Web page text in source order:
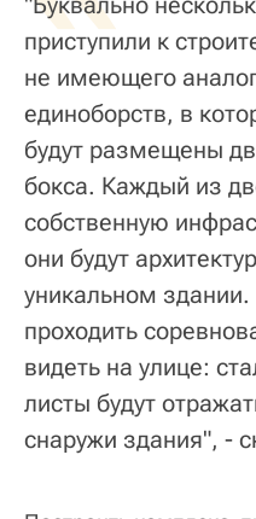
приступили к
не имеющего
единоборств, в
будут размещены
бокса. Каждый из
собственную
они будут
уникальном
проходить
видеть на улице:
листы будут
снаружи здания", -